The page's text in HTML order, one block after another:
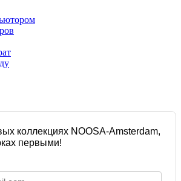
коллекциях NOOSA-Amsterdam,
первыми!